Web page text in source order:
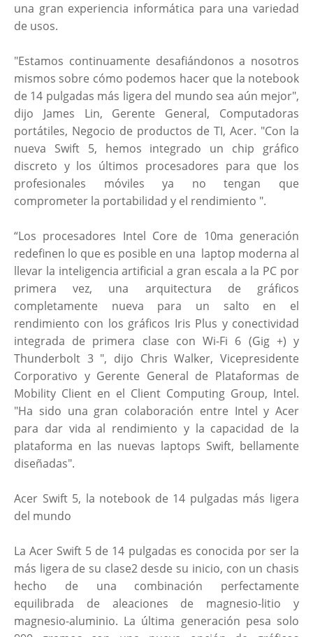
una gran experiencia informática para una variedad
de usos.
"Estamos continuamente desafiándonos a nosotros
mismos sobre cómo podemos hacer que la notebook
de 14 pulgadas más ligera del mundo sea aún mejor",
dijo James Lin, Gerente General, Computadoras
portátiles, Negocio de productos de TI, Acer. "Con la
nueva Swift 5, hemos integrado un chip gráfico
discreto y los últimos procesadores para que los
profesionales móviles ya no tengan que
comprometer la portabilidad y el rendimiento ".
“Los procesadores Intel Core de 10ma generación
redefinen lo que es posible en una laptop moderna al
llevar la inteligencia artificial a gran escala a la PC por
primera vez, una arquitectura de gráficos
completamente nueva para un salto en el
rendimiento con los gráficos Iris Plus y conectividad
integrada de primera clase con Wi-Fi 6 (Gig +) y
Thunderbolt 3 ", dijo Chris Walker, Vicepresidente
Corporativo y Gerente General de Plataformas de
Mobility Client en el Client Computing Group, Intel.
"Ha sido una gran colaboración entre Intel y Acer
para dar vida al rendimiento y la capacidad de la
plataforma en las nuevas laptops Swift, bellamente
diseñadas".
Acer Swift 5, la notebook de 14 pulgadas más ligera
del mundo
La Acer Swift 5 de 14 pulgadas es conocida por ser la
más ligera de su clase2 desde su inicio, con un chasis
hecho de una combinación perfectamente
equilibrada de aleaciones de magnesio-litio y
magnesio-aluminio. La última generación pesa solo